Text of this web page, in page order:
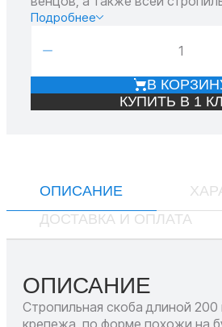
деревянных домов. Выполнена
вбивания заостренных ножек
Подробнее
−
В
КУПИТЬ В 1
ОПИСАНИЕ
ДОСТАВКА И ОПЛАТА
ОПИСАНИЕ
Стропильная скоба длиной
крепежа, по форме похожи на